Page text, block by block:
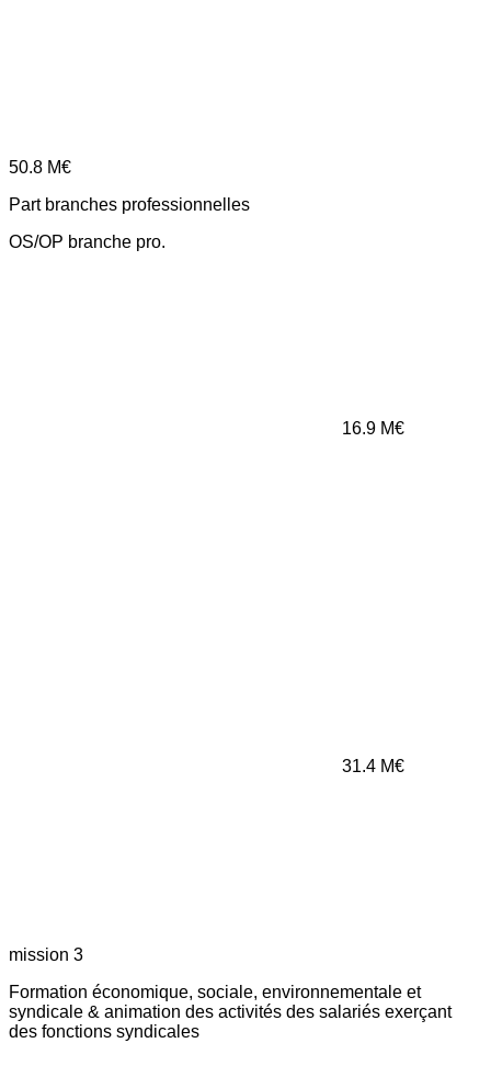
50.8 M€
Part branches professionnelles
OS/OP branche pro.
16.9 M€
31.4 M€
mission 3
Formation économique, sociale, environnementale et
syndicale & animation des activités des salariés exerçant
des fonctions syndicales